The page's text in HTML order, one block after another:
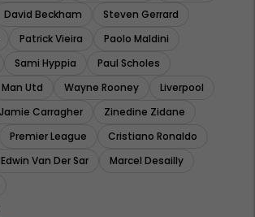
David Beckham
Steven Gerrard
Patrick Vieira
Paolo Maldini
Sami Hyppia
Paul Scholes
Man Utd Wayne Rooney
Liverpool
Jamie Carragher
Zinedine Zidane
Premier League
Cristiano Ronaldo
Edwin Van Der Sar
Marcel Desailly